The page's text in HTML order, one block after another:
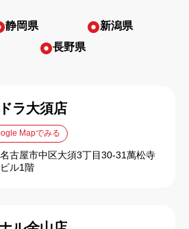
静岡県
新潟県
長野県
ラ大須店
Mapでみる
古屋市中区大須3丁目30-31萬松寺
ル1階